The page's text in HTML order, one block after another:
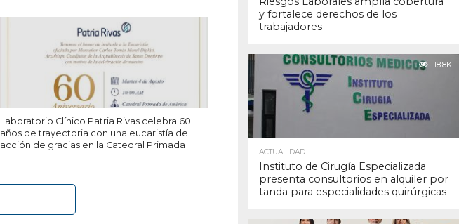
Laboratorio Clínico Patria Rivas celebra 60
años de trayectoria con una eucaristía de
acción de gracias en la Catedral Primada
y fortalece derechos de los
trabajadores
18.8K
ACTUALIDAD
Instituto de Cirugía Especializada
presenta consultorios en alquiler por
tanda para especialidades quirúrgicas